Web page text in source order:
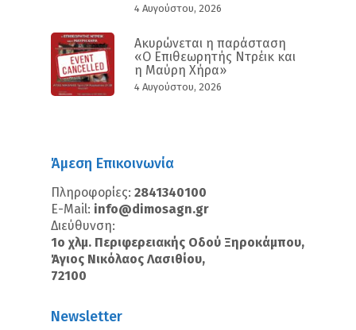
4 Αυγούστου, 2026
Ακυρώνεται η παράσταση
«Ο Επιθεωρητής Ντρέικ και
η Μαύρη Χήρα»
4 Αυγούστου, 2026
Άμεση Επικοινωνία
Πληροφορίες: 2841340100
E-Mail: info@dimosagn.gr
Διεύθυνση:
1ο χλμ. Περιφερειακής Οδού Ξηροκάμπου,
Άγιος Νικόλαος Λασιθίου,
72100
Newsletter